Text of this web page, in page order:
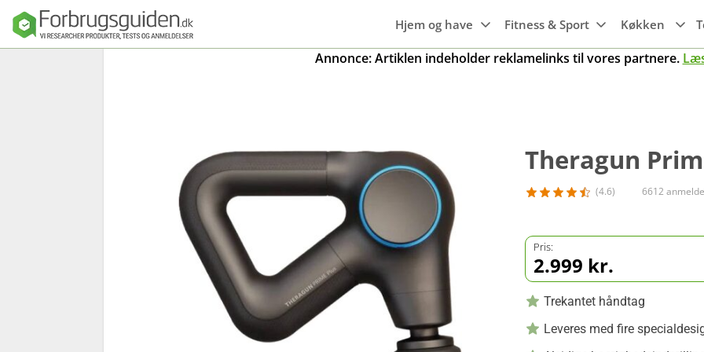
Hjem og have
Dyner, puder og
sengetøj
Sengeforhandler
Rengøring
Trampoliner
Fitness & Sport Køkken
Gryder
Knive og tilbehør
Køkkengrej
Kogeplader
Køleskabe
r
Mobiler, tablets
Fitness ure
Annonce: Artiklen indeholder reklamelinks til vores partnere.
Theragun
(4.6) 6612
Pris:
2.999 kr.
Trekantet håndtag
Leveres med fire